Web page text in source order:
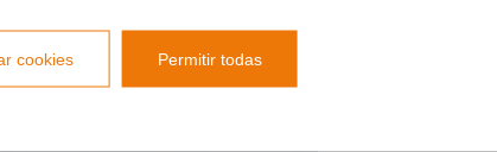
cookies Permitir todas